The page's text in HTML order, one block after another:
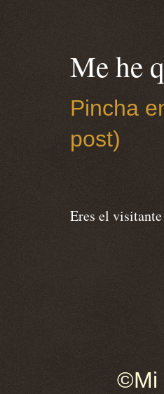
Me he
Pincha
post)
Eres el
©Mi